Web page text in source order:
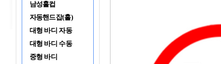
남성홀컵
자동핸드잡(홀)
대형 바디 자동
대형 바디 수동
중형 바디